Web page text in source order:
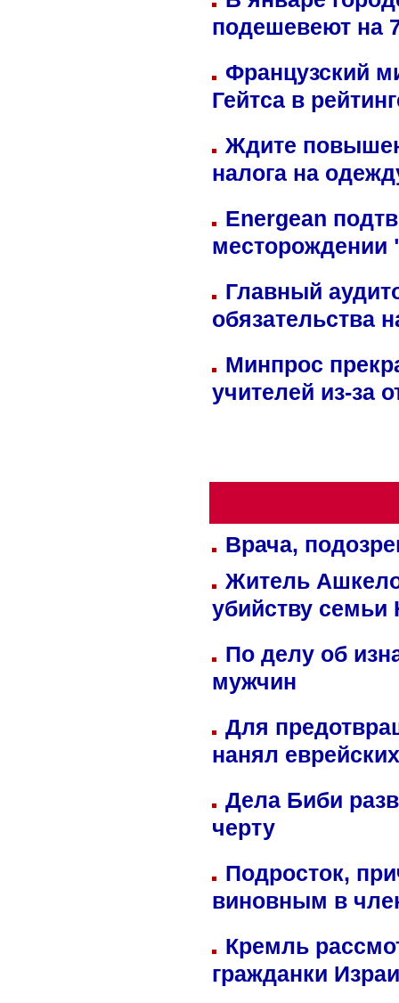
подешевеют на
Французский
Гейтса в
Ждите
налога на
Energean
Главный
обязательства
Минпрос
учителей из-за
Врача,
Житель
убийству семьи
По делу об
мужчин
Для
нанял
Дела Биби
черту
Подросток,
виновным в
Кремль
гражданки